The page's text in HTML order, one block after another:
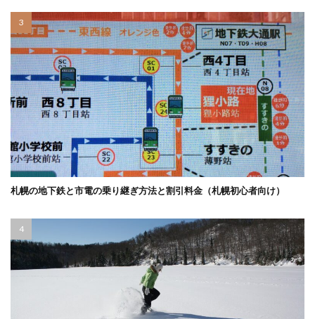
札幌の地下鉄と市電の乗り継ぎ方法と割引料金（札幌初心者向け）